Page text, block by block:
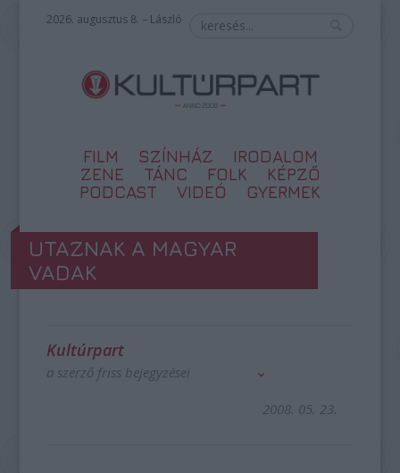
2026. augusztus 8. – László
FILM SZÍNHÁZ
IRODALOM
ZENE
TÁNC FOLK
KÉPZŐ
PODCAST
VIDEÓ GYERMEK
UTAZNAK A MAGYAR
VADAK
Kultúrpart
a szerző friss bejegyzései
2008. 05. 23.